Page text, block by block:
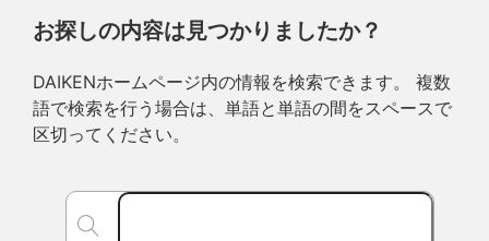
お探しの内容は見つかりましたか？
DAIKENホームページ内の情報を検索できます。 複数
語で検索を行う場合は、単語と単語の間をスペースで
区切ってください。